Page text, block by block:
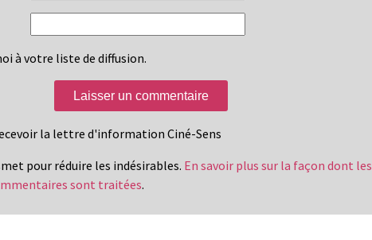
à votre liste de diffusion.
la lettre d'information Ciné-Sens
pour réduire les indésirables. En savoir plus sur la façon dont les
sont traitées.